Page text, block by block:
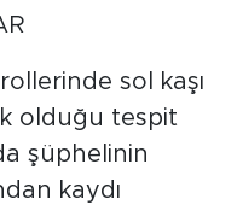
sol kaşı
olduğu tespit
şüphelinin
kaydı